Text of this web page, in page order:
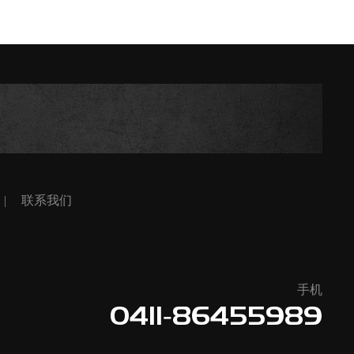
联系我们
手机
0411-86455989